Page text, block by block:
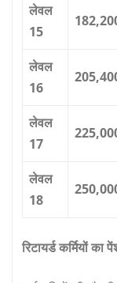
लेवल
15
लेवल
16
लेवल
17
लेवल
18
रिटायर्ड कर्मियों का